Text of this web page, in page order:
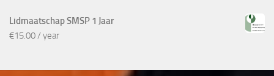
Lidmaatschap SMSP 1 Jaar
€15.00/ year